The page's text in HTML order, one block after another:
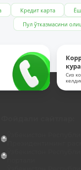
Кредит карта
Пул ўтказмасини
Сиз